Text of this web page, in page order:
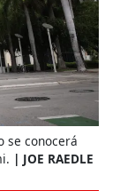
se conocerá
JOE RAEDLE